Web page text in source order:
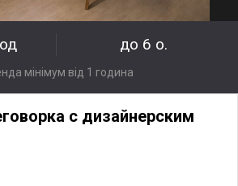
до 6 о.
мінімум від 1 година
с дизайнерским